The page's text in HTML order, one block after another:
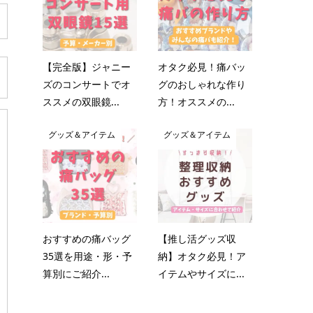
【完全版】ジャニー
ズのコンサートでオ
ススメの双眼鏡...
オタク必見！痛バッ
グのおしゃれな作り
方！オススメの...
グッズ＆アイテム
おすすめの痛バッグ
35選を用途・形・予
算別にご紹介...
グッズ＆アイテム
【推し活グッズ収
納】オタク必見！ア
イテムやサイズに...